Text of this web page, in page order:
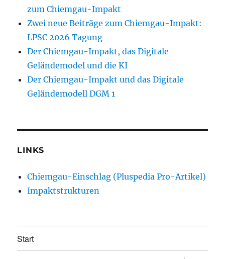
zum Chiemgau-Impakt
Zwei neue Beiträge zum Chiemgau-Impakt:
LPSC 2026 Tagung
Der Chiemgau-Impakt, das Digitale
Geländemodel und die KI
Der Chiemgau-Impakt und das Digitale
Geländemodell DGM 1
LINKS
Chiemgau-Einschlag (Pluspedia Pro-Artikel)
Impaktstrukturen
Start